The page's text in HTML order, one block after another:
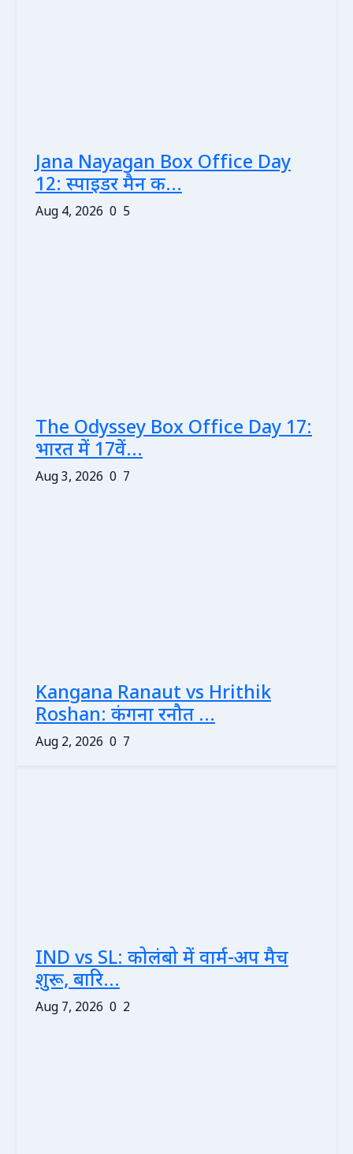
Jana Nayagan Box Office Day
12: स्पाइडर मैन क...
Aug 4, 2026 0 5
The Odyssey Box Office Day 17:
भारत में 17वें...
Aug 3, 2026 0 7
Kangana Ranaut vs Hrithik
Roshan: कंगना रनौत ...
Aug 2, 2026 0 7
IND vs SL: कोलंबो में वार्म-अप मैच
शुरू, बारि...
Aug 7, 2026 0 2